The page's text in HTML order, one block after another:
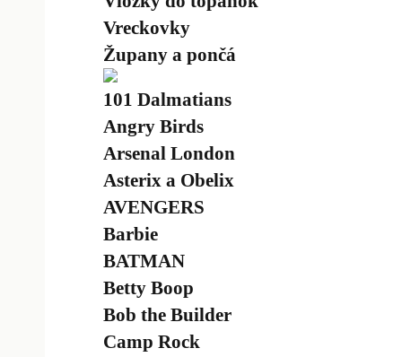
Vreckovky
Župany a pončá
101 Dalmatians
Angry Birds
Arsenal London
Asterix a Obelix
AVENGERS
Barbie
BATMAN
Betty Boop
Bob the Builder
Camp Rock